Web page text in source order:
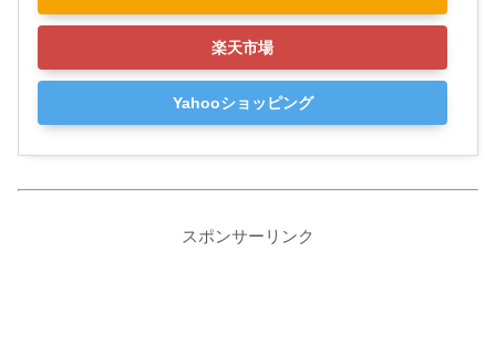
楽天市場
Yahooショッピング
スポンサーリンク